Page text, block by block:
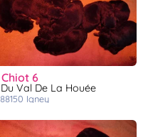
chiot 6
Du Val De La Houée
88150 igney